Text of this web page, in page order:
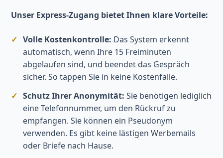
Unser Express-Zugang bietet Ihnen klare Vorteile:
Volle Kostenkontrolle: Das System erkennt
automatisch, wenn Ihre 15 Freiminuten
abgelaufen sind, und beendet das Gespräch
sicher. So tappen Sie in keine Kostenfalle.
Schutz Ihrer Anonymität: Sie benötigen lediglich
eine Telefonnummer, um den Rückruf zu
empfangen. Sie können ein Pseudonym
verwenden. Es gibt keine lästigen Werbemails
oder Briefe nach Hause.